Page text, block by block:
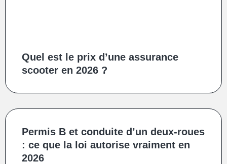
Quel est le prix d’une assurance
scooter en 2026 ?
Permis B et conduite d’un deux‑roues
: ce que la loi autorise vraiment en
2026